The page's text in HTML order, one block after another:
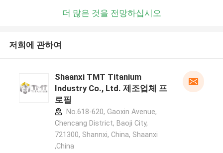
더 많은 것을 전망하십시오
저희에 관하여
Shaanxi TMT Titanium
Industry Co., Ltd. 제조업체 프
로필
No.618-620, Gaoxin Avenue,
Chencang District, Baoji City,
721300, Shannxi, China, Shaanxi
,China